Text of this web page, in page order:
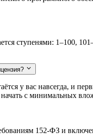
ступенями: 1–100,
у вас навсегда, и
с минимальных
152-ФЗ и